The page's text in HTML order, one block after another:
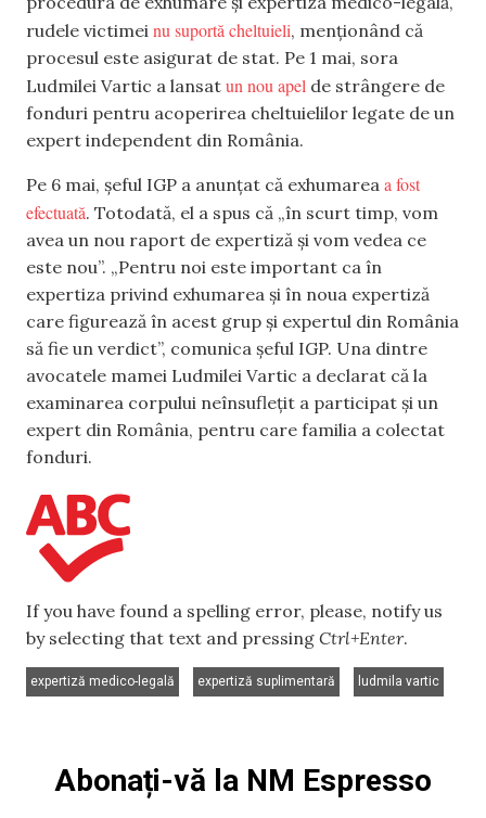
rudele victimei nu suportă cheltuieli, menționând că
procesul este asigurat de stat. Pe 1 mai, sora
Ludmilei Vartic a lansat un nou apel de strângere de
fonduri pentru acoperirea cheltuielilor legate de un
expert independent din România.
Pe 6 mai, șeful IGP a anunțat că exhumarea a fost
efectuată. Totodată, el a spus că „în scurt timp, vom
avea un nou raport de expertiză și vom vedea ce
este nou”. „Pentru noi este important ca în
expertiza privind exhumarea și în noua expertiză
care figurează în acest grup și expertul din România
să fie un verdict”, comunica șeful IGP. Una dintre
avocatele mamei Ludmilei Vartic a declarat că la
examinarea corpului neînsuflețit a participat și un
expert din România, pentru care familia a colectat
fonduri.
If you have found a spelling error, please, notify us
by selecting that text and pressing Ctrl+Enter.
expertiză medico-legală
expertiză suplimentară
ludmila vartic
Abonați-vă la NM Espresso